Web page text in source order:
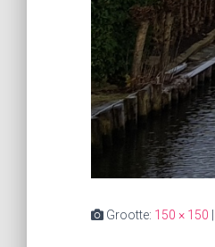
Grootte: 150 × 150